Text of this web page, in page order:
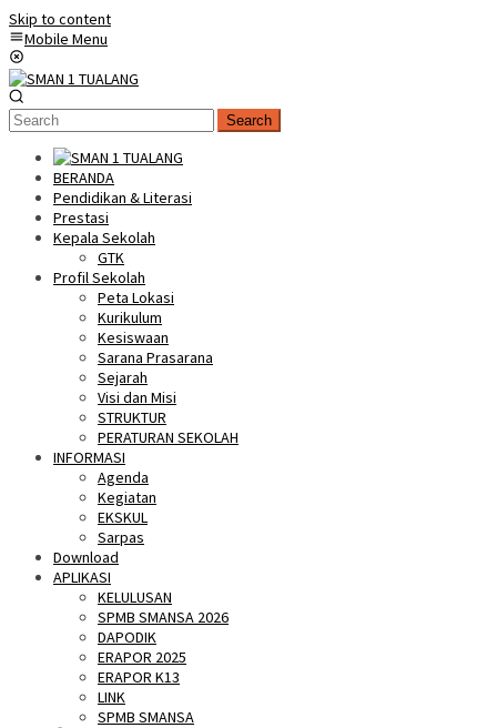
Skip to content
Mobile Menu
Search
BERANDA
Pendidikan & Literasi
Prestasi
Kepala Sekolah
GTK
Profil Sekolah
Peta Lokasi
Kurikulum
Kesiswaan
Sarana Prasarana
Sejarah
Visi dan Misi
STRUKTUR
PERATURAN SEKOLAH
INFORMASI
Agenda
Kegiatan
EKSKUL
Sarpas
Download
APLIKASI
KELULUSAN
SPMB SMANSA 2026
DAPODIK
ERAPOR 2025
ERAPOR K13
LINK
SPMB SMANSA